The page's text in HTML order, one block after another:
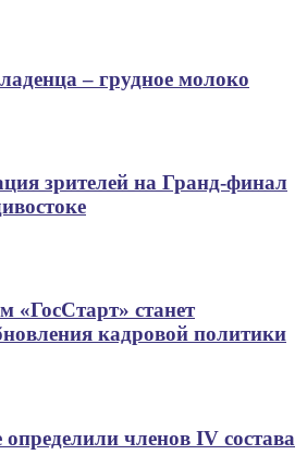
– грудное молоко
зрителей на Гранд-финал
станет
кадровой политики
членов IV состава